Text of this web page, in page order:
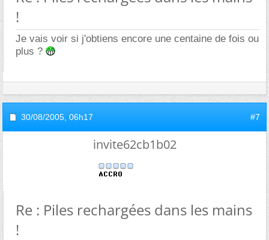
!
Je vais voir si j'obtiens encore une centaine de fois ou
plus ?
30/08/2005, 06h17 #7
invite62cb1b02
Re : Piles rechargées dans les mains
!